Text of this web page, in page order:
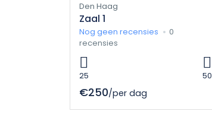
Den Haag
Zaal 1
Nog geen recensies
0
recensies
25 50
€250/per dag